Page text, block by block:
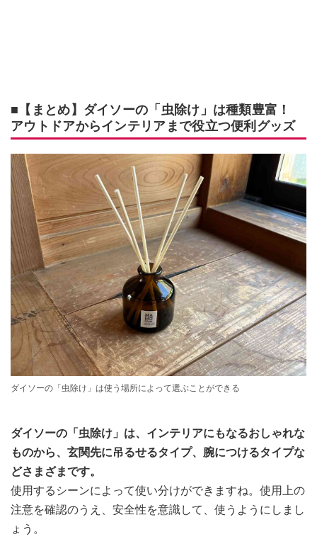
■【まとめ】ダイソーの「虫除け」は種類豊富！
アウトドアからインテリアまで役立つ便利グッズ
ダイソーの「虫除け」は使う場所によって選ぶことができる
ダイソーの「虫除け」は、インテリアにもなるおしゃれな
ものから、玄関先に吊るせるタイプ、腕につけるタイプな
どさまざまです。
使用するシーンによって使い分けができますね。使用上の
注意を確認のうえ、安全性を意識して、使うようにしまし
ょう。